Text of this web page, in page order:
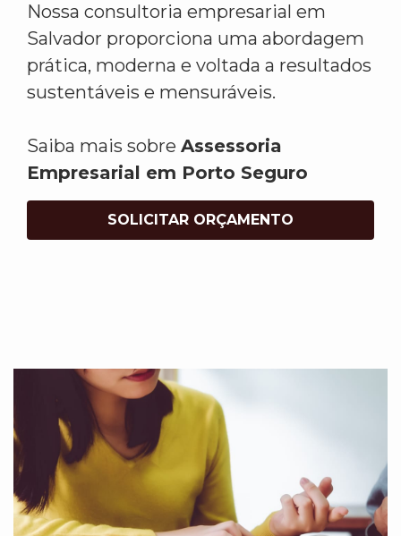
Nossa consultoria empresarial em
Salvador proporciona uma abordagem
prática, moderna e voltada a resultados
sustentáveis e mensuráveis.
Saiba mais sobre Assessoria
Empresarial em Porto Seguro
SOLICITAR ORÇAMENTO